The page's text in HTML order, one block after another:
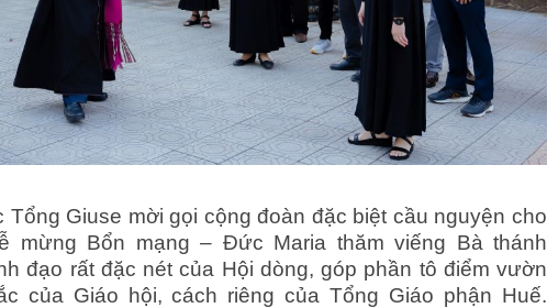
Giuse mời gọi cộng đoàn đặc biệt cầu nguyện cho
mừng Bổn mạng – Đức Maria thăm viếng Bà thánh
đạo rất đặc nét của Hội dòng, góp phần tô điểm vườn
của Giáo hội, cách riêng của Tổng Giáo phận Huế.